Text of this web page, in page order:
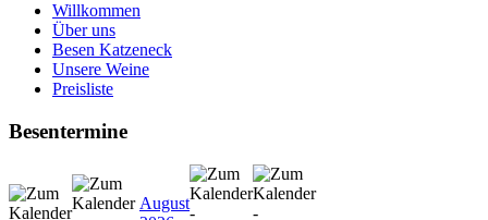
Willkommen
Über uns
Besen Katzeneck
Unsere Weine
Preisliste
Besentermine
August